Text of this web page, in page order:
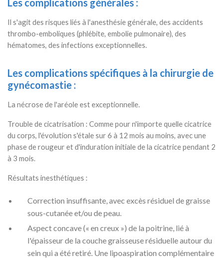
Les complications générales :
Il s'agit des risques liés à l'anesthésie générale, des accidents
thrombo-emboliques (phlébite, embolie pulmonaire), des
hématomes, des infections exceptionnelles.
Les complications spécifiques à la chirurgie de
gynécomastie :
La nécrose de l'aréole est exceptionnelle.
Trouble de cicatrisation : Comme pour n'importe quelle cicatrice
du corps, l'évolution s'étale sur 6 à 12 mois au moins, avec une
phase de rougeur et d'induration initiale de la cicatrice pendant 2
à 3 mois.
Résultats inesthétiques :
Correction insuffisante, avec excès résiduel de graisse
sous-cutanée et/ou de peau.
Aspect concave (« en creux ») de la poitrine, lié à
l'épaisseur de la couche graisseuse résiduelle autour du
sein qui a été retiré. Une lipoaspiration complémentaire